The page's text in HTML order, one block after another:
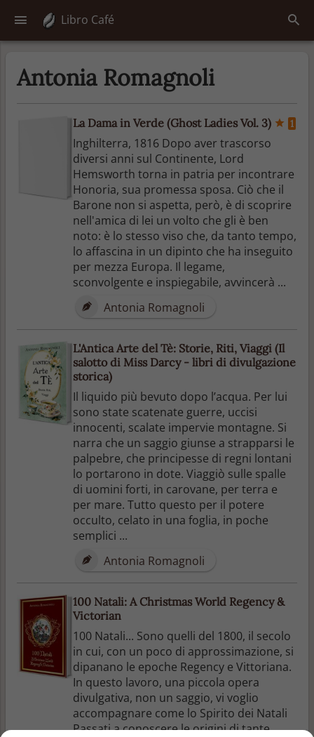
Libro Café
Antonia Romagnoli
La Dama in Verde (Ghost Ladies Vol. 3) 1
Inghilterra, 1816 Dopo aver trascorso
diversi anni sul Continente, Lord
Hemsworth torna in patria per incontrare
Honoria, sua promessa sposa. Ciò che il
Barone non si aspetta, però, è di scoprire
nell'amica di lei un volto che gli è ben
noto: è lo stesso viso che, da tanto tempo,
lo affascina in un dipinto che ha inseguito
per mezza Europa. Il legame,
sconvolgente e inspiegabile, avvincerà ...
Antonia Romagnoli
L'Antica Arte del Tè: Storie, Riti, Viaggi (Il
salotto di Miss Darcy - libri di divulgazione
storica)
Il liquido più bevuto dopo l’acqua. Per lui
sono state scatenate guerre, uccisi
innocenti, scalate impervie montagne. Si
narra che un saggio giunse a strapparsi le
palpebre, che principesse di regni lontani
lo portarono in dote. Viaggiò sulle spalle
di uomini forti, in carovane, per terra e
per mare. Tutto questo per il potere
occulto, celato in una foglia, in poche
semplici ...
Antonia Romagnoli
100 Natali: A Christmas World Regency &
Victorian
100 Natali... Sono quelli del 1800, il secolo
in cui, con un poco di approssimazione, si
dipanano le epoche Regency e Vittoriana.
In questo lavoro, una piccola opera
divulgativa, non un saggio, vi voglio
accompagnare come lo Spirito dei Natali
Passati a conoscere le origini di tante